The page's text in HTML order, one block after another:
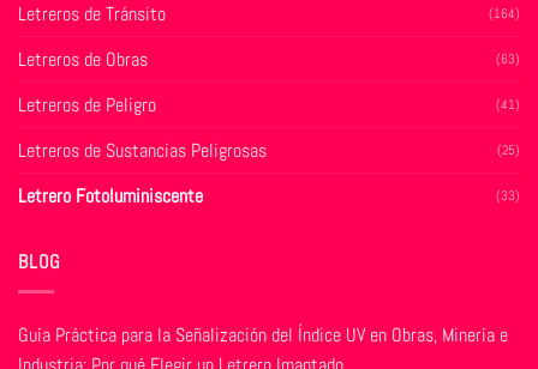
página
de
Letreros de Tránsito (164)
Letreros de Obras (63)
Letreros de Peligro (41)
Letreros de Sustancias Peligrosas (25)
Letrero Fotoluminiscente (33)
BLOG
Guía Práctica para la Señalización del Índice UV en Obras, Minería e